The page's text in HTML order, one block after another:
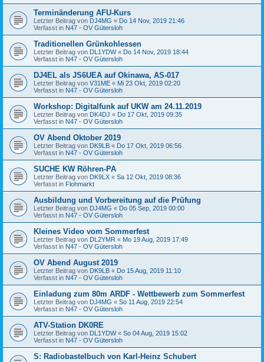
Terminänderung AFU-Kurs
Letzter Beitrag von DJ4MG « Do 14 Nov, 2019 21:46
Verfasst in N47 - OV Gütersloh
Traditionellen Grünkohlessen
Letzter Beitrag von DL1YDW« Do 14 Nov, 2019 18:44
Verfasst in N47 - OV Gütersloh
DJ4EL als JS6UEA auf Okinawa, AS-017
Letzter Beitrag von V31ME « Mi 23 Okt, 2019 02:20
Verfasst in N47 - OV Gütersloh
Workshop: Digitalfunk auf UKW am 24.11.2019
Letzter Beitrag von DK4DJ « Do 17 Okt, 2019 09:35
Verfasst in N47 - OV Gütersloh
OV Abend Oktober 2019
Letzter Beitrag von DK9LB « Do 17 Okt, 2019 06:56
Verfasst in N47 - OV Gütersloh
SUCHE KW Röhren-PA
Letzter Beitrag von DK9LX « Sa 12 Okt, 2019 08:36
Verfasst in Flohmarkt
Ausbildung und Vorbereitung auf die Prüfung
Letzter Beitrag von DJ4MG « Do 05 Sep, 2019 00:00
Verfasst in N47 - OV Gütersloh
Kleines Video vom Sommerfest
Letzter Beitrag von DL2YMR « Mo 19 Aug, 2019 17:49
Verfasst in N47 - OV Gütersloh
OV Abend August 2019
Letzter Beitrag von DK9LB « Do 15 Aug, 2019 11:10
Verfasst in N47 - OV Gütersloh
Einladung zum 80m ARDF - Wettbewerb zum Sommerfest
Letzter Beitrag von DJ4MG « So 11 Aug, 2019 22:54
Verfasst in N47 - OV Gütersloh
ATV-Station DK0RE
Letzter Beitrag von DL1YDW« So 04 Aug, 2019 15:02
Verfasst in N47 - OV Gütersloh
S: Radiobastelbuch von Karl-Heinz Schubert